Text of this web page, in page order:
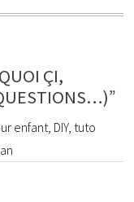
ÇI,
enfant, DIY, tuto